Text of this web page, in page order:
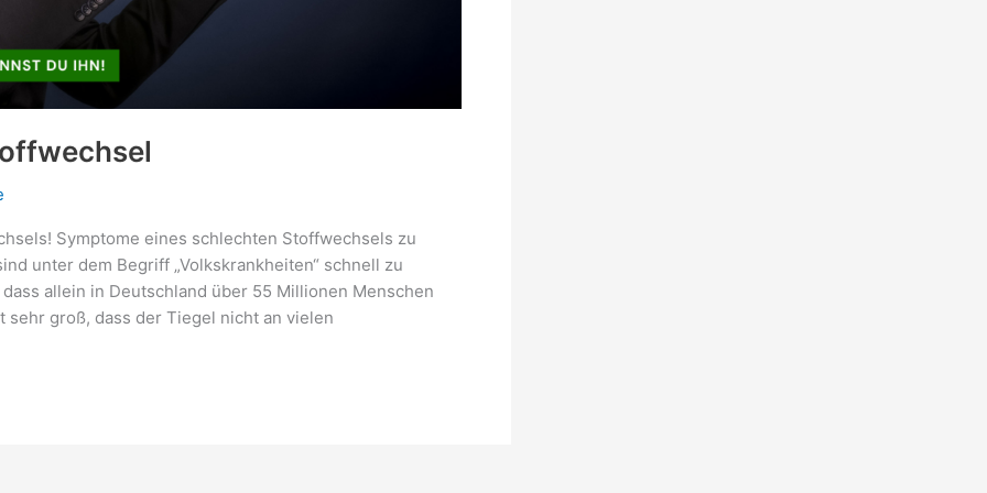
Symptome eines schlechten Stoffwechsels zu
unter dem Begriff „Volkskrankheiten“ schnell zu
allein in Deutschland über 55 Millionen Menschen
groß, dass der Tiegel nicht an vielen